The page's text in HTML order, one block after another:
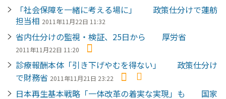
「社会保障を一緒に考える場に」 政策仕分けで蓮舫
担当相 2011年11月22日 11:32
省内仕分けの監視・検証、25日から 厚労省
2011年11月22日 11:20
診療報酬本体「引き下げやむを得ない」 政策仕分け
で財務省 2011年11月21日 23:22
日本再生基本戦略「一体改革の着実な実現」も 国家